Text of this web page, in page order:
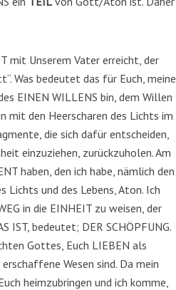
mit Unserem Vater erreicht, der
Was bedeutet das für Euch, meine
EINEN WILLENS bin, dem Willen
den Heerscharen des Lichts im
die sich dafür entscheiden,
einzuziehen, zurückzuholen. Am
haben, den ich habe, nämlich den
Lichts und des Lebens, Aton. Ich
in die EINHEIT zu weisen, der
IST, bedeutet; DER SCHÖPFUNG.
Gottes, Euch LIEBEN als
Wesen sind. Da mein
heimzubringen und ich komme,